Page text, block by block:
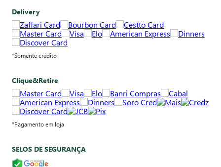
Delivery
*Somente crédito
Clique&Retire
*Pagamento em loja
SELOS DE SEGURANÇA